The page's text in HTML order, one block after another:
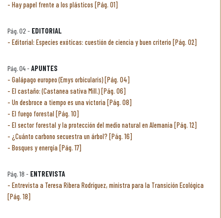
Hay papel frente a los plásticos [Pág. 01]
Pág. 02 - EDITORIAL
Editorial: Especies exóticas: cuestión de ciencia y buen criterio [Pág. 02]
Pág. 04 - APUNTES
Galápago europeo (Emys orbicularis) [Pág. 04]
El castaño: (Castanea sativa Mill.) [Pág. 06]
Un desbroce a tiempo es una victoria [Pág. 08]
El fuego forestal [Pág. 10]
El sector forestal y la protección del medio natural en Alemania [Pág. 12]
¿Cuánto carbono secuestra un árbol? [Pág. 16]
Bosques y energía [Pág. 17]
Pág. 18 - ENTREVISTA
Entrevista a Teresa Ribera Rodríguez, ministra para la Transición Ecológica
[Pág. 18]